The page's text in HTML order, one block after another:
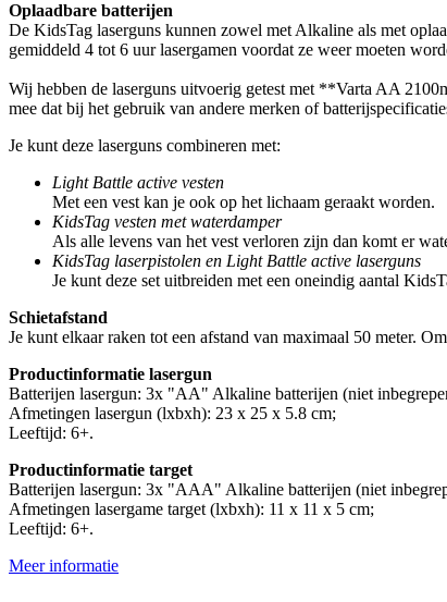
Oplaadbare batterijen
De KidsTag laserguns kunnen zowel met Alkaline als met
gemiddeld 4 tot 6 uur lasergamen voordat ze weer moeten
Wij hebben de laserguns uitvoerig getest met **Varta AA
mee dat bij het gebruik van andere merken of
Je kunt deze laserguns combineren met:
Light Battle active vesten
Met een vest kan je ook op het lichaam geraakt worden.
KidsTag vesten met waterdamper
Als alle levens van het vest verloren zijn dan komt er
KidsTag laserpistolen en Light Battle active laserguns
Je kunt deze set uitbreiden met een oneindig aantal
Schietafstand
Je kunt elkaar raken tot een afstand van maximaal 50 meter.
Productinformatie lasergun
Batterijen lasergun: 3x "AA" Alkaline batterijen (niet
Afmetingen lasergun (lxbxh): 23 x 25 x 5.8 cm;
Leeftijd: 6+.
Productinformatie target
Batterijen lasergun: 3x "AAA" Alkaline batterijen (niet
Afmetingen lasergame target (lxbxh): 11 x 11 x 5 cm;
Leeftijd: 6+.
Meer informatie